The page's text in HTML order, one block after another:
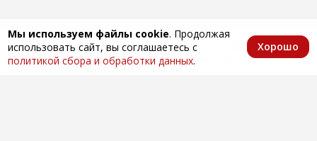
Мы используем файлы cookie. Продолжая
использовать сайт, вы соглашаетесь с
политикой сбора и обработки данных.
Хорошо
Главная КаталогИзбранноеКорзина Аккаунт